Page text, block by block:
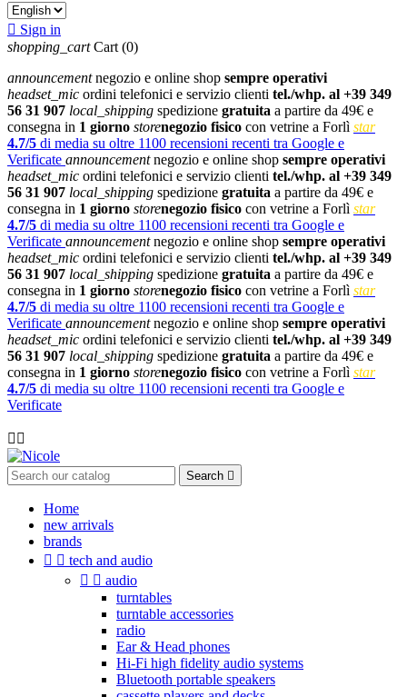
 Sign in
shopping_cart Cart (0)
announcementnegozio e online shop sempre operativi
headset_mic ordini telefonici e servizio clienti tel./whp. al +39 349
56 31 907 local_shipping spedizione gratuita a partire da 49€ e
consegna in 1 giorno storenegozio fisico con vetrine a Forlì star
4.7/5 di media su oltre 1100 recensioni recenti tra Google e
Verificate announcementnegozio e online shop sempre operativi
headset_mic ordini telefonici e servizio clienti tel./whp. al +39 349
56 31 907 local_shipping spedizione gratuita a partire da 49€ e
consegna in 1 giorno storenegozio fisico con vetrine a Forlì star
4.7/5 di media su oltre 1100 recensioni recenti tra Google e
Verificate announcementnegozio e online shop sempre operativi
headset_mic ordini telefonici e servizio clienti tel./whp. al +39 349
56 31 907 local_shipping spedizione gratuita a partire da 49€ e
consegna in 1 giorno storenegozio fisico con vetrine a Forlì star
4.7/5 di media su oltre 1100 recensioni recenti tra Google e
Verificate announcementnegozio e online shop sempre operativi
headset_mic ordini telefonici e servizio clienti tel./whp. al +39 349
56 31 907 local_shipping spedizione gratuita a partire da 49€ e
consegna in 1 giorno storenegozio fisico con vetrine a Forlì star
4.7/5 di media su oltre 1100 recensioni recenti tra Google e
Verificate

Search 
Home
new arrivals
brands
  tech and audio
  audio
turntables
turntable accessories
radio
Ear & Head phones
Hi-Fi high fidelity audio systems
Bluetooth portable speakers